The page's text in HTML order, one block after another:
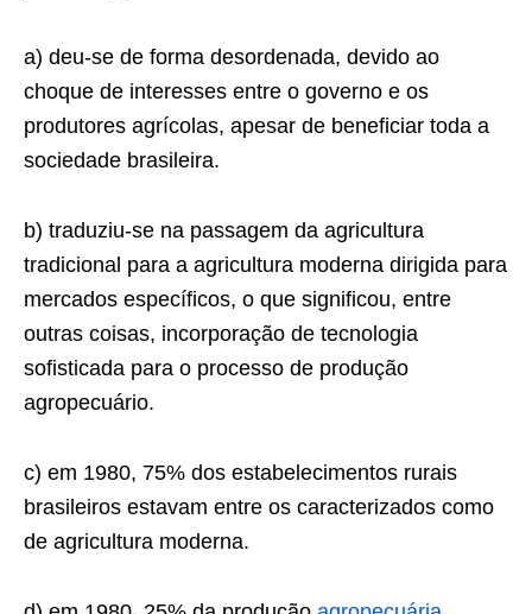
a) deu-se de forma desordenada, devido ao
choque de interesses entre o governo e os
produtores agrícolas, apesar de beneficiar toda a
sociedade brasileira.
b) traduziu-se na passagem da agricultura
tradicional para a agricultura moderna dirigida para
mercados específicos, o que significou, entre
outras coisas, incorporação de tecnologia
sofisticada para o processo de produção
agropecuário.
c) em 1980, 75% dos estabelecimentos rurais
brasileiros estavam entre os caracterizados como
de agricultura moderna.